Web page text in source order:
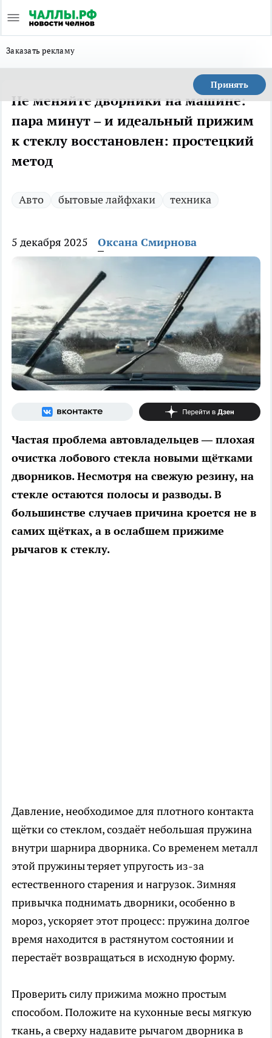
Заказать рекламу
Принять
Не меняйте дворники на машине:
пара минут – и идеальный прижим
к стеклу восстановлен: простецкий
метод
Авто бытовые лайфхаки техника
5 декабря 2025 Оксана Смирнова
Частая проблема автовладельцев — плохая
очистка лобового стекла новыми щётками
дворников. Несмотря на свежую резину, на
стекле остаются полосы и разводы. В
большинстве случаев причина кроется не в
самих щётках, а в ослабшем прижиме
рычагов к стеклу.
Давление, необходимое для плотного контакта
щётки со стеклом, создаёт небольшая пружина
внутри шарнира дворника. Со временем металл
этой пружины теряет упругость из-за
естественного старения и нагрузок. Зимняя
привычка поднимать дворники, особенно в
мороз, ускоряет этот процесс: пружина долгое
время находится в растянутом состоянии и
перестаёт возвращаться в исходную форму.
Проверить силу прижима можно простым
способом. Положите на кухонные весы мягкую
ткань, а сверху надавите рычагом дворника в